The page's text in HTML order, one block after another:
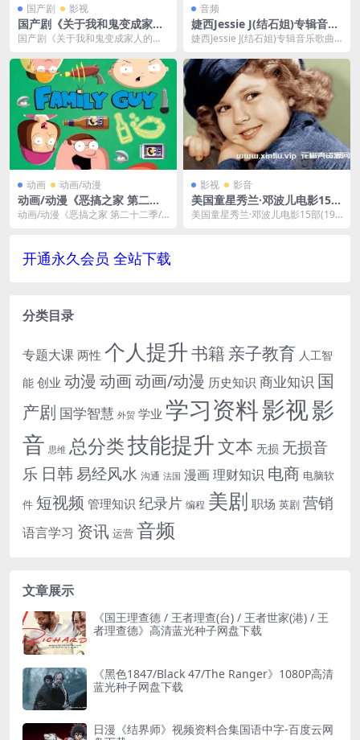
国产剧 影视
国产剧《关于我和鬼变成家人
的那件事/關於我和鬼變成家人
视频[MP4/2.77GB]百度云网
盘下载
国产剧《关于我和鬼变成家人的那
事》1080P超高清...
音频
婕西Jessie J(结石姐)专辑音乐
歌曲合集[FLAC/MP3/3.88G
B]百度云网盘下载
婕西Jessie J(结石姐)专辑音乐歌曲
动画 动画/动漫
动画/动漫《恶搞之家 第二十
二季/Family Guy Season 2
B]百度云网盘下载
动画/动漫《恶搞之家 第二十二季/F
影视 影音
美国童星秀兰·邓波儿电影15部
(1934-1939)合集[MKV/AVI/1
美国童星秀兰·邓波儿电影15部(193
开通永久会员 全站下载
分类目录
专题大课 两性 个人提升书籍 亲子教育 人工智
能 创业 动漫 动画动画/动漫 历史知识 商业知识 国
产剧 国学智慧 外贸 学业 学习资料影视影
音 思维 总分类技能提升文本 无损 无损音
乐 日韩易经风水 沟通 法国 漫画理财知识 电商 电脑软
件 短视频 管理知识 纪录片 编程 美剧 职场 英剧 营销
语言学习 资讯 运营 音频
文章展示
《国王理查德 / 王者理查(台) / 王者世家(港) / 王
者理查德》高清蓝光种子网盘下载
《黑色1847/Black 47/The Ranger》1080P高清
蓝光种子网盘下载
日漫《结界师》视频资料合集国语中字-百度云网